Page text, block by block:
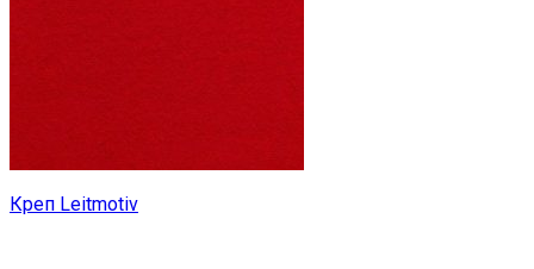
Креп Leitmotiv